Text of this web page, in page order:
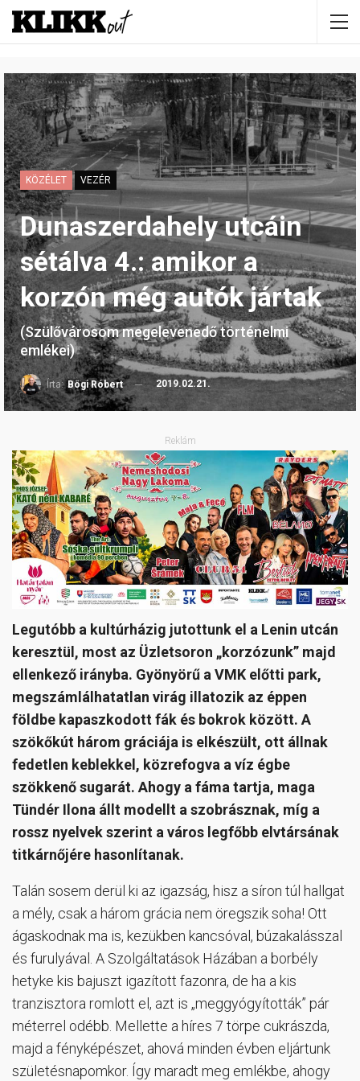
KÖZÉLET VEZÉR
Dunaszerdahely utcáin
sétálva 4.: amikor a
korzón még autók jártak
(Szülővárosom megelevenedő történelmi
emlékei)
Írta: Bögi Róbert 2019.02.21.
Reklám
Legutóbb a kultúrházig jutottunk el a Lenin utcán
keresztül, most az Üzletsoron „korzózunk” majd
ellenkező irányba. Gyönyörű a VMK előtti park,
megszámlálhatatlan virág illatozik az éppen
földbe kapaszkodott fák és bokrok között. A
szökőkút három gráciája is elkészült, ott állnak
fedetlen keblekkel, közrefogva a víz égbe
szökkenő sugarát. Ahogy a fáma tartja, maga
Tündér Ilona állt modellt a szobrásznak, míg a
rossz nyelvek szerint a város legfőbb elvtársának
titkárnőjére hasonlítanak.
Talán sosem derül ki az igazság, hisz a síron túl hallgat
a mély, csak a három grácia nem öregszik soha! Ott
ágaskodnak ma is, kezükben kancsóval, búzakalásszal
és furulyával. A Szolgáltatások Házában a borbély
hetyke kis bajuszt igazított fazonra, de ha a kis
tranzisztora romlott el, azt is „meggyógyították” pár
méterrel odébb. Mellette a híres 7 törpe cukrászda,
majd a fényképészet, ahová minden évben eljártunk
születésnapomkor. Így maradt meg emlékbe, ahogy